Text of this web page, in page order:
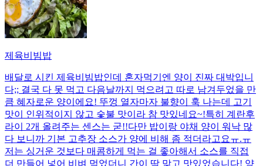
제육비빔밥
배달로 시킨 제육비빔밥인데 혼자먹기엔 양이 진짜 대박입니
다;; 결국 다 못 먹고 다음날까지 먹으려고 따로 남겨두었을 만
큼 혜자로운 양이에요! 뚜껑 열자마자 불향이 훅 나는데 고기
맛이 인위적이지 않고 숯불 맛이라 참 맛있네요~!특히 계란후
라이 2개 올려주는 센스는 굳!! ​다만 밥이랑 야채 양이 워낙 많
다 보니까 기본 고추장 소스가 양에 비해 좀 적더라고요ㅠ.ㅠ
저는 싱거운 것보다 매콤하게 먹는 걸 좋아해서 소스를 직접
더 만들어 넣어 비벼 먹었더니 간이 딱 맞고 맛있었습니다! 양